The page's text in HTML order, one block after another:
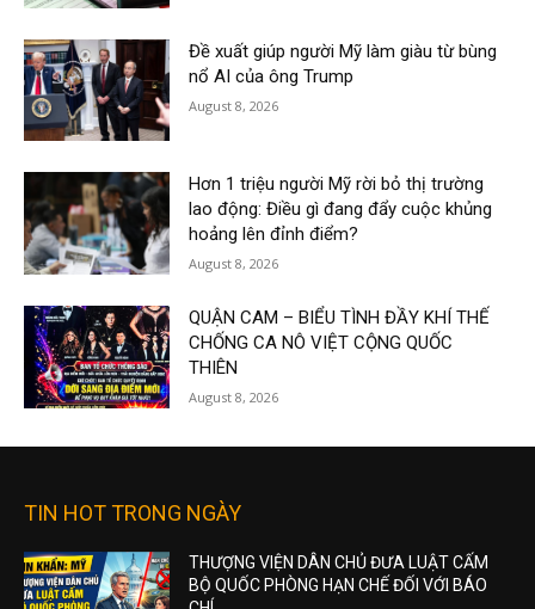
Đề xuất giúp người Mỹ làm giàu từ bùng
nổ AI của ông Trump
August 8, 2026
Hơn 1 triệu người Mỹ rời bỏ thị trường
lao động: Điều gì đang đẩy cuộc khủng
hoảng lên đỉnh điểm?
August 8, 2026
QUẬN CAM – BIỂU TÌNH ĐẦY KHÍ THẾ
CHỐNG CA NÔ VIỆT CỘNG QUỐC
THIÊN
August 8, 2026
TIN HOT TRONG NGÀY
THƯỢNG VIỆN DÂN CHỦ ĐƯA LUẬT CẤM
BỘ QUỐC PHÒNG HẠN CHẾ ĐỐI VỚI BÁO